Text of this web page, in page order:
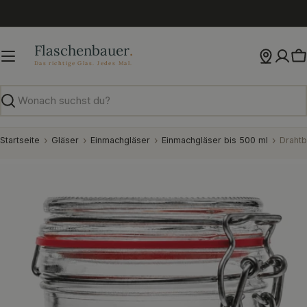
Inhalt
Suchen
Startseite Gläser Einmachgläser Einmachgläser bis 500 ml